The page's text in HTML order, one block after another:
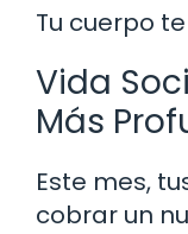
Tu cuerpo
Vida
Más
Este mes,
cobrar un